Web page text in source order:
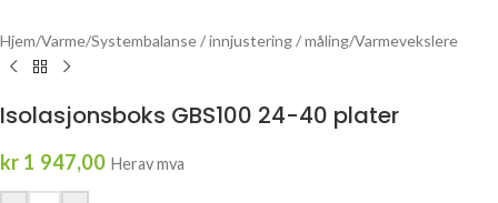
Hjem/Varme/Systembalanse / innjustering / måling/Varmevekslere
Isolasjonsboks GBS100 24-40 plater
kr 1 947,00 Herav mva